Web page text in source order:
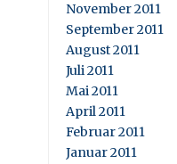
November 2011
September 2011
August 2011
Juli 2011
Mai 2011
April 2011
Februar 2011
Januar 2011